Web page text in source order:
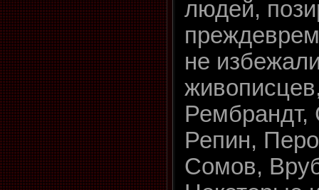
людей,
не
Репин,
Сомов,